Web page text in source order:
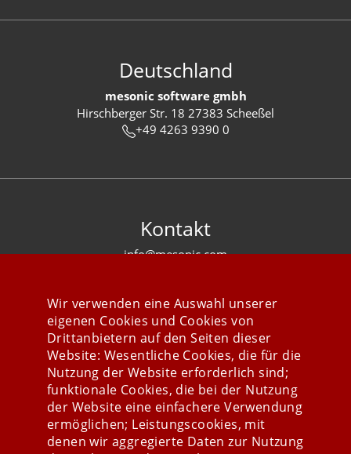
Deutschland
mesonic software gmbh
Hirschberger Str. 18 27383 Scheeßel
+49 4263 9390 0
Kontakt
info@mesonic.com
Stay connected
Wir verwenden eine Auswahl unserer
eigenen Cookies und Cookies von
Drittanbietern auf den Seiten dieser
Website: Wesentliche Cookies, die für die
Nutzung der Website erforderlich sind;
funktionale Cookies, die bei der Nutzung
der Website eine einfachere Verwendung
ermöglichen; Leistungscookies, mit
denen wir aggregierte Daten zur Nutzung